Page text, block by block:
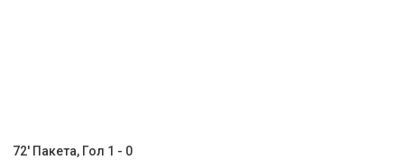
72' Пакета, Гол 1 - 0